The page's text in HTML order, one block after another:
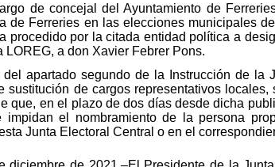
de concejal del Ayuntamiento de
de Ferreries en las elecciones municipales
procedido por la citada entidad política a
a don Xavier Febrer Pons.
apartado segundo de la Instrucción de la
de cargos representativos
que, en el plazo de dos días desde dicha
impidan el nombramiento de la persona
Junta Electoral Central o en el